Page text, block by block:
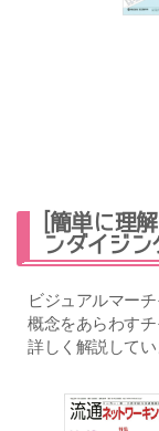
[簡単に理
ンダイジ
ビジュアルマー
概念をあらわす
詳しく解説してい